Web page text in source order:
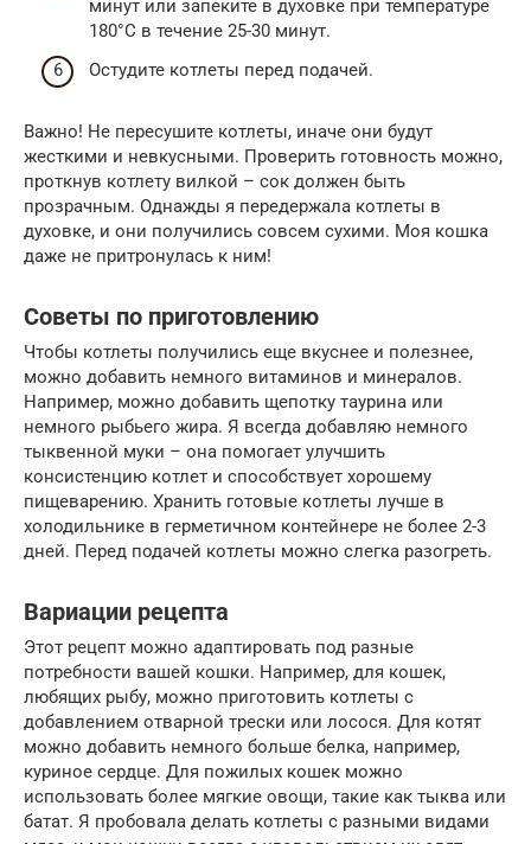
минут или запеките в духовке при температуре
180°C в течение 25-30 минут.
Остудите котлеты перед подачей.
Важно! Не пересушите котлеты, иначе они будут
жесткими и невкусными. Проверить готовность можно,
проткнув котлету вилкой – сок должен быть
прозрачным. Однажды я передержала котлеты в
духовке, и они получились совсем сухими. Моя кошка
даже не притронулась к ним!
Советы по приготовлению
Чтобы котлеты получились еще вкуснее и полезнее,
можно добавить немного витаминов и минералов.
Например, можно добавить щепотку таурина или
немного рыбьего жира. Я всегда добавляю немного
тыквенной муки – она помогает улучшить
консистенцию котлет и способствует хорошему
пищеварению. Хранить готовые котлеты лучше в
холодильнике в герметичном контейнере не более 2-3
дней. Перед подачей котлеты можно слегка разогреть.
Вариации рецепта
Этот рецепт можно адаптировать под разные
потребности вашей кошки. Например, для кошек,
любящих рыбу, можно приготовить котлеты с
добавлением отварной трески или лосося. Для котят
можно добавить немного больше белка, например,
куриное сердце. Для пожилых кошек можно
использовать более мягкие овощи, такие как тыква или
батат. Я пробовала делать котлеты с разными видами